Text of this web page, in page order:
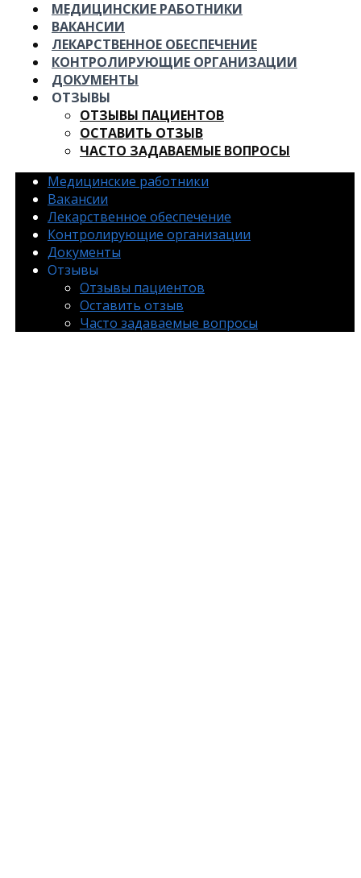
МЕДИЦИНСКИЕ РАБОТНИКИ
ВАКАНСИИ
ЛЕКАРСТВЕННОЕ ОБЕСПЕЧЕНИЕ
КОНТРОЛИРУЮЩИЕ ОРГАНИЗАЦИИ
ДОКУМЕНТЫ
ОТЗЫВЫ
ОТЗЫВЫ ПАЦИЕНТОВ
ОСТАВИТЬ ОТЗЫВ
ЧАСТО ЗАДАВАЕМЫЕ ВОПРОСЫ
Медицинские работники
Вакансии
Лекарственное обеспечение
Контролирующие организации
Документы
Отзывы
Отзывы пациентов
Оставить отзыв
Часто задаваемые вопросы